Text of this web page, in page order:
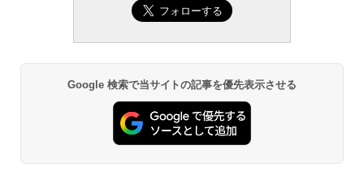
Google 検索で当サイトの記事を優先表示させる